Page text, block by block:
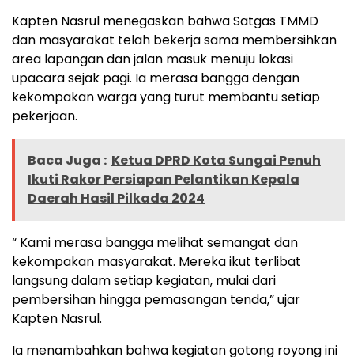
Kapten Nasrul menegaskan bahwa Satgas TMMD
dan masyarakat telah bekerja sama membersihkan
area lapangan dan jalan masuk menuju lokasi
upacara sejak pagi. Ia merasa bangga dengan
kekompakan warga yang turut membantu setiap
pekerjaan.
Baca Juga : Ketua DPRD Kota Sungai Penuh
Ikuti Rakor Persiapan Pelantikan Kepala
Daerah Hasil Pilkada 2024
“ Kami merasa bangga melihat semangat dan
kekompakan masyarakat. Mereka ikut terlibat
langsung dalam setiap kegiatan, mulai dari
pembersihan hingga pemasangan tenda,” ujar
Kapten Nasrul.
Ia menambahkan bahwa kegiatan gotong royong ini